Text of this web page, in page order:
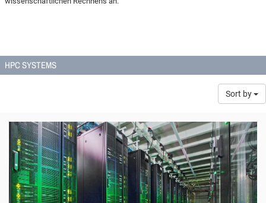
HPC SYSTEMS
Sort by